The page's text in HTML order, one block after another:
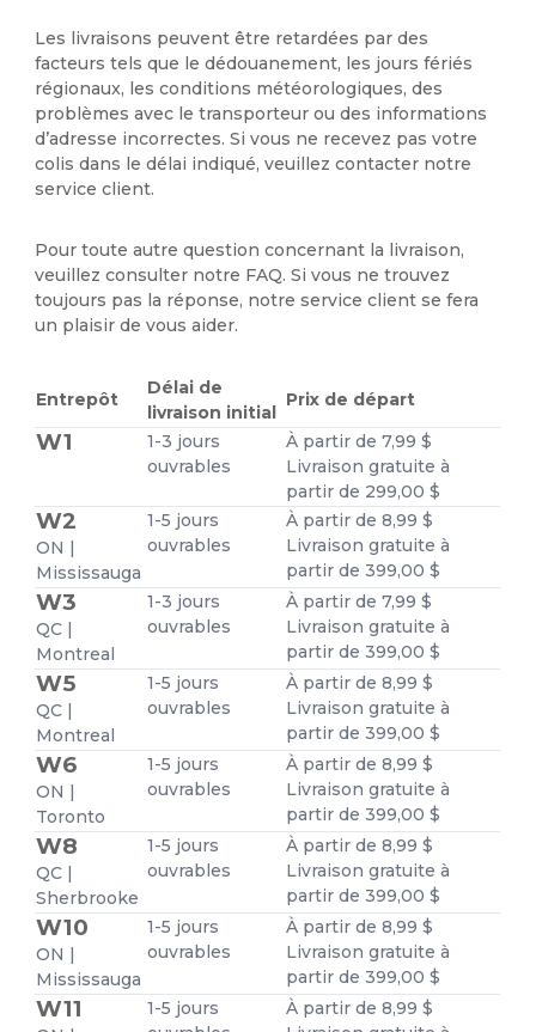
Les livraisons peuvent être retardées par des
facteurs tels que le dédouanement, les jours fériés
régionaux, les conditions météorologiques, des
problèmes avec le transporteur ou des informations
d’adresse incorrectes. Si vous ne recevez pas votre
colis dans le délai indiqué, veuillez contacter notre
service client.
Pour toute autre question concernant la livraison,
veuillez consulter notre FAQ. Si vous ne trouvez
toujours pas la réponse, notre service client se fera
un plaisir de vous aider.
Entrepôt
Délai de
livraison initial
Prix de départ
W1
1-3 jours
ouvrables
À partir de 7,99 $
Livraison gratuite à
partir de 299,00 $
W2
ON |
Mississauga
1-5 jours
ouvrables
À partir de 8,99 $
Livraison gratuite à
partir de 399,00 $
W3
QC |
Montreal
1-3 jours
ouvrables
À partir de 7,99 $
Livraison gratuite à
partir de 399,00 $
W5
QC |
Montreal
1-5 jours
ouvrables
À partir de 8,99 $
Livraison gratuite à
partir de 399,00 $
W6
ON |
Toronto
1-5 jours
ouvrables
À partir de 8,99 $
Livraison gratuite à
partir de 399,00 $
W8
QC |
Sherbrooke
1-5 jours
ouvrables
À partir de 8,99 $
Livraison gratuite à
partir de 399,00 $
W10
ON |
Mississauga
1-5 jours
ouvrables
À partir de 8,99 $
Livraison gratuite à
partir de 399,00 $
W11
1-5 jours
À partir de 8,99 $